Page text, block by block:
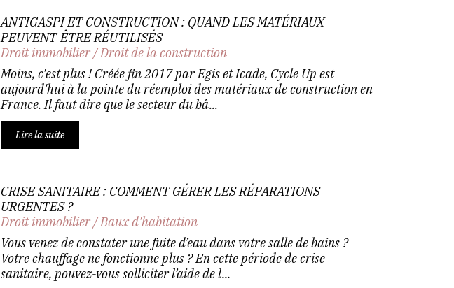
ANTIGASPI ET CONSTRUCTION : QUAND LES MATÉRIAUX
PEUVENT-ÊTRE RÉUTILISÉS
Droit immobilier/Droit de la construction
Moins, c'est plus ! Créée fin 2017 par Egis et Icade, Cycle Up est
aujourd'hui à la pointe du réemploi des matériaux de construction en
France. Il faut dire que le secteur du bâ...
Lire la suite
CRISE SANITAIRE : COMMENT GÉRER LES RÉPARATIONS
URGENTES ?
Droit immobilier/Baux d'habitation
Vous venez de constater une fuite d’eau dans votre salle de bains ?
Votre chauffage ne fonctionne plus ? En cette période de crise
sanitaire, pouvez-vous solliciter l’aide de l...